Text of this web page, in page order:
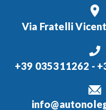
Via Fratelli
+39 035311262 -